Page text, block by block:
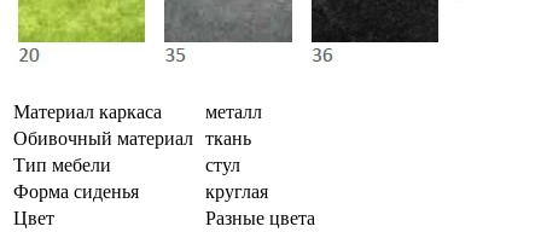
Материал каркаса
металл
Обивочный материал ткань
Тип мебели
стул
Форма сиденья
круглая
Цвет
Разные цвета